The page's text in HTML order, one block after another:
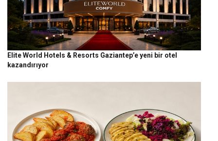
Elite World Hotels & Resorts Gaziantep’e yeni bir otel
kazandırıyor